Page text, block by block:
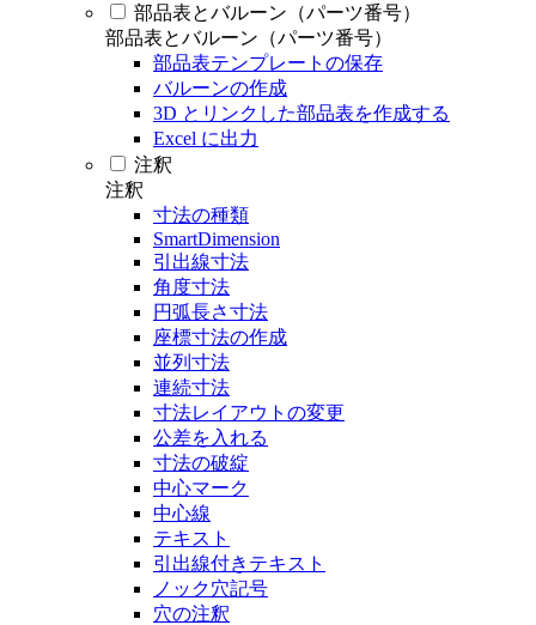
部品表とバルーン（パーツ番号）
部品表とバルーン（パーツ番号）
部品表テンプレートの保存
バルーンの作成
3D とリンクした部品表を作成する
Excel に出力
注釈
注釈
寸法の種類
SmartDimension
引出線寸法
角度寸法
円弧長さ寸法
座標寸法の作成
並列寸法
連続寸法
寸法レイアウトの変更
公差を入れる
寸法の破綻
中心マーク
中心線
テキスト
引出線付きテキスト
ノック穴記号
穴の注釈